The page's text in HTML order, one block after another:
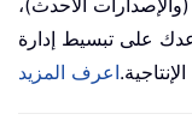
365، مما يساعدك على تبسيط إدارة